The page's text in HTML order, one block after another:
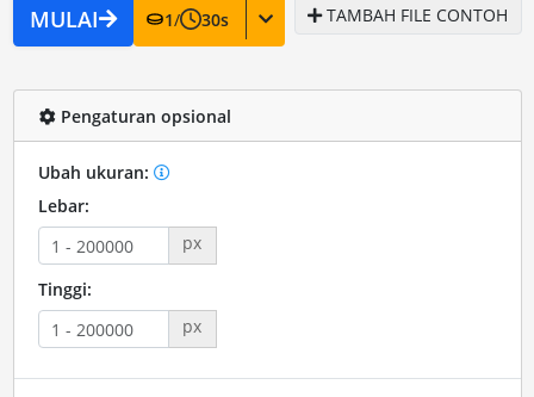
MULAI 1/ 30s TAMBAH FILE CONTOH
Pengaturan opsional
Ubah ukuran:
Lebar:
px
Tinggi:
px